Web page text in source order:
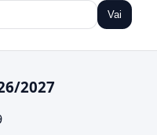
Vai
2027